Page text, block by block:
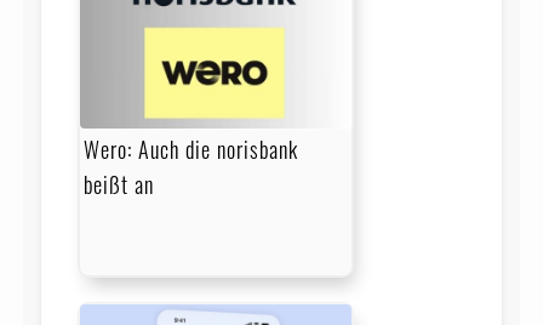
Wero: Auch die norisbank
beißt an